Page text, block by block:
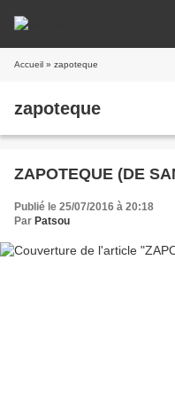
Accueil » zapoteque
zapoteque
ZAPOTEQUE (DE
Publié le 25/07/2016 à 20:18
Par Patsou